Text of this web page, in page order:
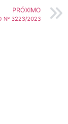
PRÓXIMO
Nº 3223/2023